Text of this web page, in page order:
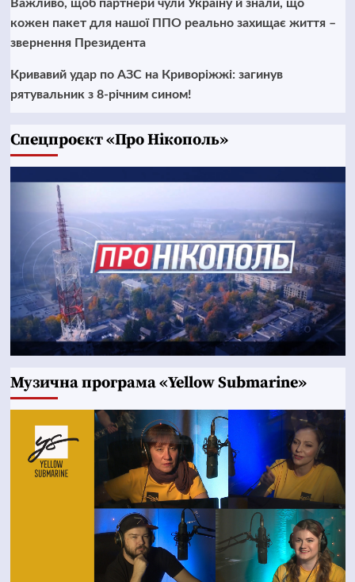
Важливо, щоб партнери чули Україну й знали, що
кожен пакет для нашої ППО реально захищає життя –
звернення Президента
Кривавий удар по АЗС на Криворіжжі: загинув
рятувальник з 8-річним сином!
Cпецпроєкт «Про Нікополь»
Музична програма «Yellow Submarine»